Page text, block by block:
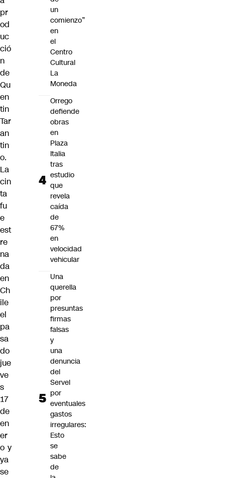
pr
od
uc
ció
n
de
Qu
en
tin
Tar
an
tin
o.
La
cin
ta
fu
e
est
re
na
da
en
Ch
ile
el
pa
sa
do
jue
ve
s
17
de
en
er
o y
ya
se
un
comienzo”
en
el
Centro
Cultural
La
Moneda
Orrego
defiende
obras
en
Plaza
Italia
tras
estudio
que
revela
caída
de
67%
en
velocidad
vehicular
Una
querella
por
presuntas
firmas
falsas
y
una
denuncia
del
Servel
por
eventuales
gastos
irregulares:
Esto
se
sabe
de